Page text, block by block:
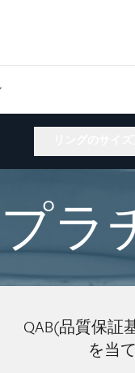
プラ
QAB(品質保証
を当